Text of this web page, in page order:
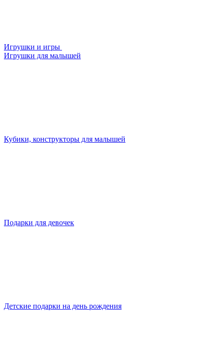
Игрушки и игры
Игрушки для малышей
Кубики, конструкторы для малышей
Подарки для девочек
Детские подарки на день рождения